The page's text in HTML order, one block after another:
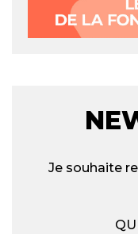
Je souhaite